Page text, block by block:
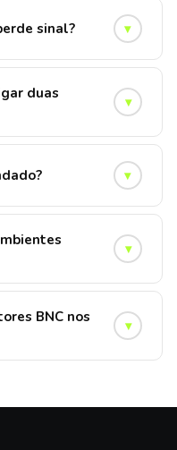
sinal? ▾
duas
▾
▾
▾
BNC nos
▾